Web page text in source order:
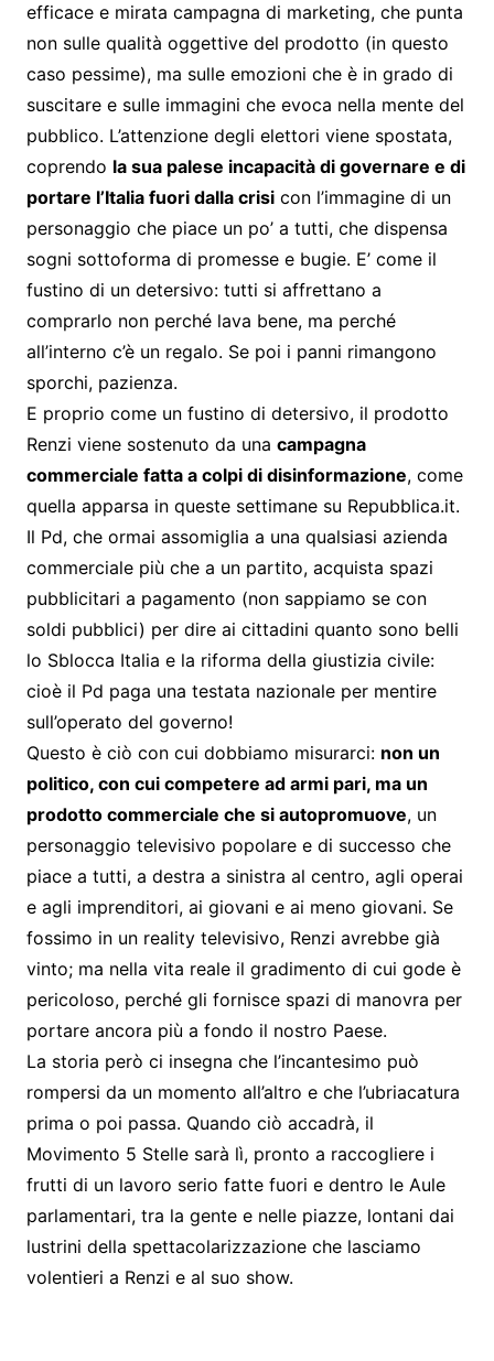
efficace e mirata campagna di marketing, che punta
non sulle qualità oggettive del prodotto (in questo
caso pessime), ma sulle emozioni che è in grado di
suscitare e sulle immagini che evoca nella mente del
pubblico. L’attenzione degli elettori viene spostata,
coprendo la sua palese incapacità di governare e di
portare l’Italia fuori dalla crisicon l’immagine di un
personaggio che piace un po’ a tutti, che dispensa
sogni sottoforma di promesse e bugie. E’ come il
fustino di un detersivo: tutti si affrettano a
comprarlo non perché lava bene, ma perché
all’interno c’è un regalo. Se poi i panni rimangono
sporchi, pazienza.
E proprio come un fustino di detersivo, il prodotto
Renzi viene sostenuto da una campagna
commerciale fatta a colpi di disinformazione, come
quella apparsa in queste settimane su Repubblica.it.
Il Pd, che ormai assomiglia a una qualsiasi azienda
commerciale più che a un partito, acquista spazi
pubblicitari a pagamento (non sappiamo se con
soldi pubblici) per dire ai cittadini quanto sono belli
lo Sblocca Italia e la riforma della giustizia civile:
cioè il Pd paga una testata nazionale per mentire
sull’operato del governo!
Questo è ciò con cui dobbiamo misurarci: non un
politico, con cui competere ad armi pari, ma un
prodotto commerciale che si autopromuove, un
personaggio televisivo popolare e di successo che
piace a tutti, a destra a sinistra al centro, agli operai
e agli imprenditori, ai giovani e ai meno giovani. Se
fossimo in un reality televisivo, Renzi avrebbe già
vinto; ma nella vita reale il gradimento di cui gode è
pericoloso, perché gli fornisce spazi di manovra per
portare ancora più a fondo il nostro Paese.
La storia però ci insegna che l’incantesimo può
rompersi da un momento all’altro e che l’ubriacatura
prima o poi passa. Quando ciò accadrà, il
Movimento 5 Stelle sarà lì, pronto a raccogliere i
frutti di un lavoro serio fatte fuori e dentro le Aule
parlamentari, tra la gente e nelle piazze, lontani dai
lustrini della spettacolarizzazione che lasciamo
volentieri a Renzi e al suo show.